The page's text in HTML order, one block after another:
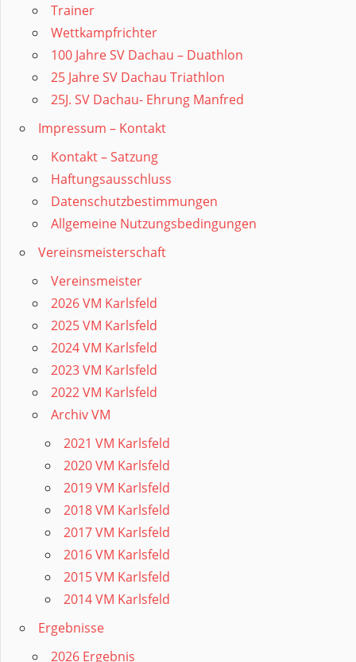
Trainer
Wettkampfrichter
100 Jahre SV Dachau – Duathlon
25 Jahre SV Dachau Triathlon
25J. SV Dachau- Ehrung Manfred
Impressum – Kontakt
Kontakt – Satzung
Haftungsausschluss
Datenschutzbestimmungen
Allgemeine Nutzungsbedingungen
Vereinsmeisterschaft
Vereinsmeister
2026 VM Karlsfeld
2025 VM Karlsfeld
2024 VM Karlsfeld
2023 VM Karlsfeld
2022 VM Karlsfeld
Archiv VM
2021 VM Karlsfeld
2020 VM Karlsfeld
2019 VM Karlsfeld
2018 VM Karlsfeld
2017 VM Karlsfeld
2016 VM Karlsfeld
2015 VM Karlsfeld
2014 VM Karlsfeld
Ergebnisse
2026 Ergebnis